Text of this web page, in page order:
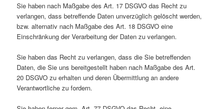
Sie haben nach Maßgabe des Art. 17 DSGVO das Recht zu
verlangen, dass betreffende Daten unverzüglich gelöscht werden,
bzw. alternativ nach Maßgabe des Art. 18 DSGVO eine
Einschränkung der Verarbeitung der Daten zu verlangen.
Sie haben das Recht zu verlangen, dass die Sie betreffenden
Daten, die Sie uns bereitgestellt haben nach Maßgabe des Art.
20 DSGVO zu erhalten und deren Übermittlung an andere
Verantwortliche zu fordern.